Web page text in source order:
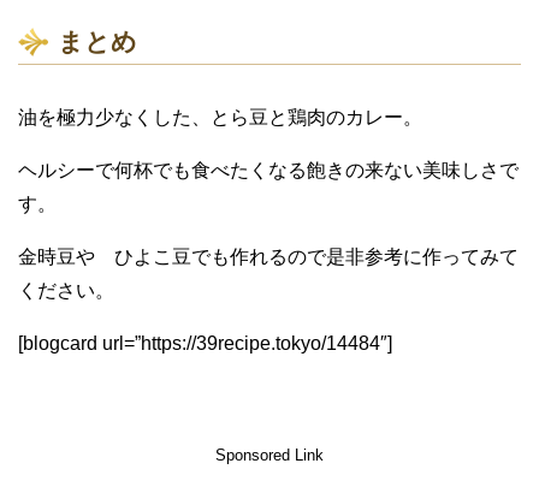
まとめ
油を極力少なくした、とら豆と鶏肉のカレー。
ヘルシーで何杯でも食べたくなる飽きの来ない美味しさで
す。
金時豆や ひよこ豆でも作れるので是非参考に作ってみて
ください。
[blogcard url=”https://39recipe.tokyo/14484″]
Sponsored Link